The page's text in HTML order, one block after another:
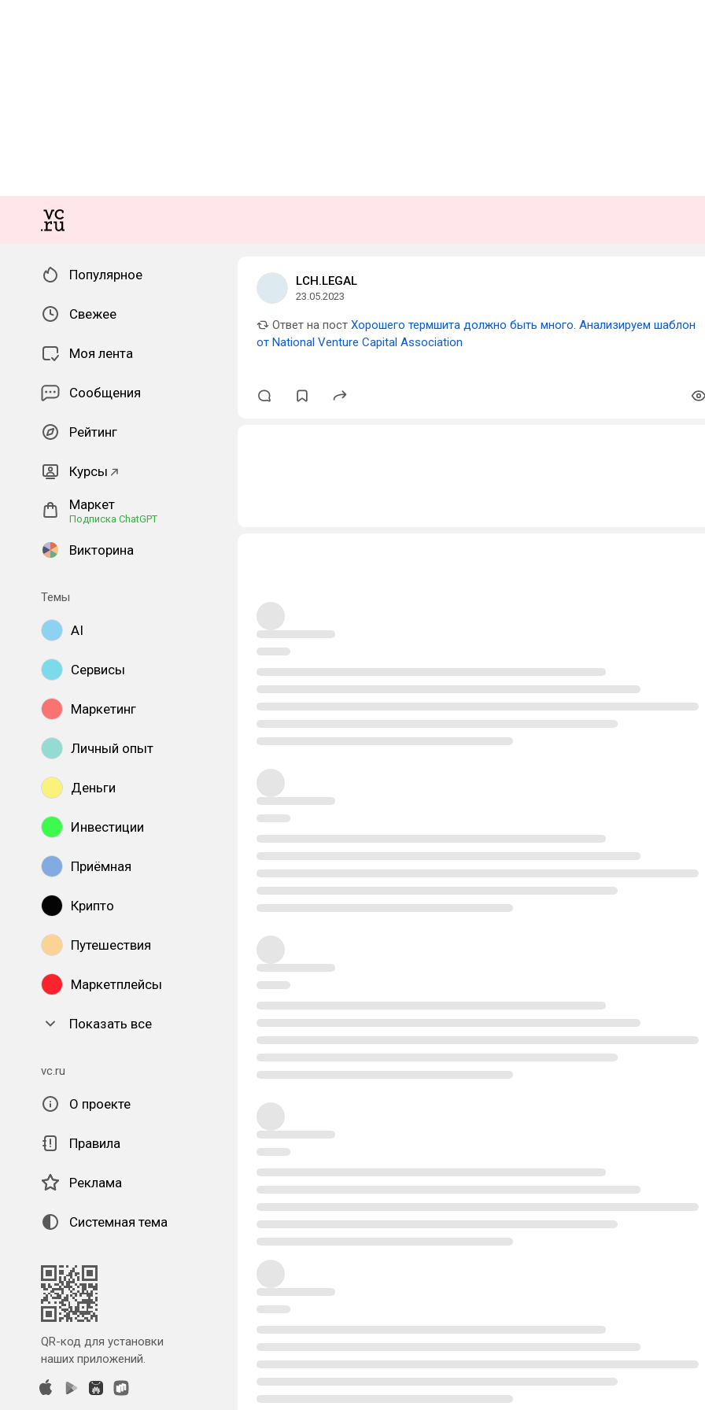
Популярное
Свежее
Моя лента
Сообщения
Рейтинг
Курсы
Маркет
Подписка ChatGPT
Викторина
Темы
AI
Сервисы
Маркетинг
Личный опыт
Деньги
Инвестиции
Приёмная
Крипто
Путешествия
Маркетплейсы
Показать все
vc.ru
О проекте
Правила
Реклама
Системная тема
QR-код для установки
наших приложений.
LCH.LEGAL
23.05.2023
Ответ на пост Хорошего термшита должно быть много. Анализируем шаблон
от National Venture Capital Association